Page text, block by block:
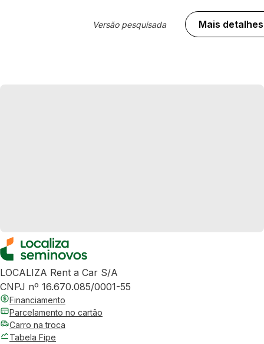
Versão pesquisada Mais detalhes
LOCALIZA Rent a Car S/A
CNPJ nº 16.670.085/0001-55
Financiamento
Parcelamento no cartão
Carro na troca
Tabela Fipe